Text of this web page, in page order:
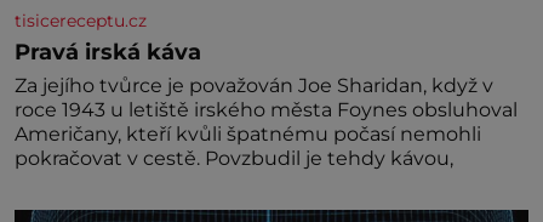
tisicereceptu.cz
Pravá irská káva
Za jejího tvůrce je považován Joe Sharidan, když v
roce 1943 u letiště irského města Foynes obsluhoval
Američany, kteří kvůli špatnému počasí nemohli
pokračovat v cestě. Povzbudil je tehdy kávou,